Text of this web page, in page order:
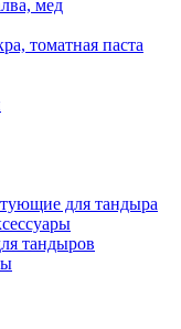
мед
томатная паста
для тандыра
тандыров